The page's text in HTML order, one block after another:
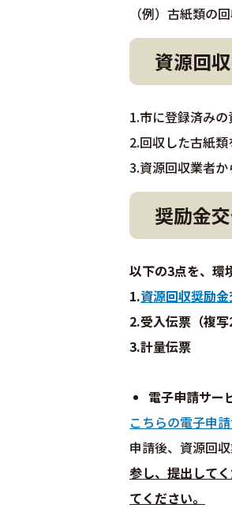
（例）古紙類の
資源回
1.市に登録済み
2.回収した古紙類
3.資源回収業者か
奨励金
以下の3点を、環
1.資源回収奨励
2.受入伝票（複写
3.計量伝票
電子申請サー
こちらの電子申
申請後、資源回
参し、提出して
てください。